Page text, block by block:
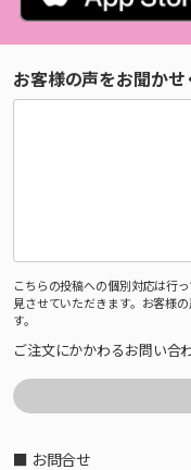
お客様の声をお聞かせ
こちらの投稿への個別対応は行
見させていただきます。お客様
す。
ご注文にかかわるお問い合
■ お問合せ